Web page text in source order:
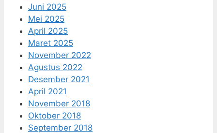
Juni 2025
Mei 2025
April 2025
Maret 2025
November 2022
Agustus 2022
Desember 2021
April 2021
November 2018
Oktober 2018
September 2018